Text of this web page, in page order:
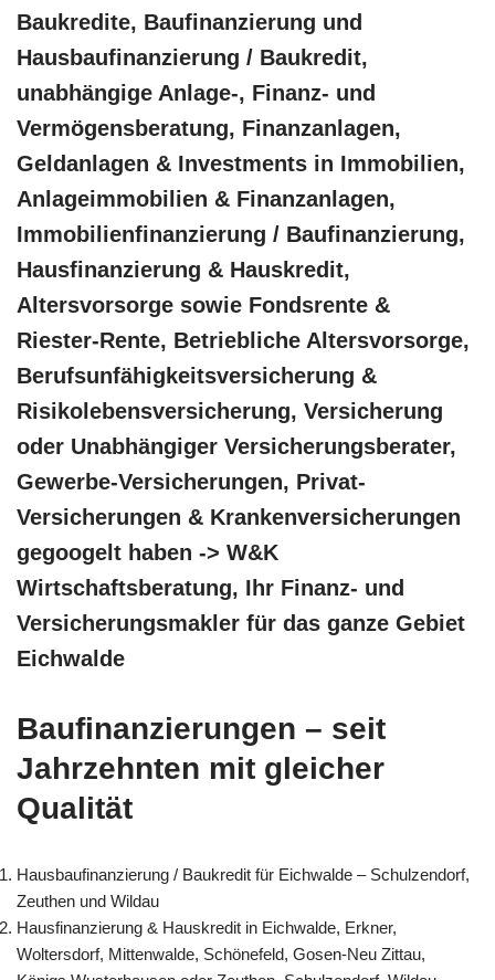
Baukredite, Baufinanzierung und
Hausbaufinanzierung / Baukredit,
unabhängige Anlage-, Finanz- und
Vermögensberatung, Finanzanlagen,
Geldanlagen & Investments in Immobilien,
Anlageimmobilien & Finanzanlagen,
Immobilienfinanzierung / Baufinanzierung,
Hausfinanzierung & Hauskredit,
Altersvorsorge sowie Fondsrente &
Riester-Rente, Betriebliche Altersvorsorge,
Berufsunfähigkeitsversicherung &
Risikolebensversicherung, Versicherung
oder Unabhängiger Versicherungsberater,
Gewerbe-Versicherungen, Privat-
Versicherungen & Krankenversicherungen
gegoogelt haben -> W&K
Wirtschaftsberatung, Ihr Finanz- und
Versicherungsmakler für das ganze Gebiet
Eichwalde
Baufinanzierungen – seit
Jahrzehnten mit gleicher
Qualität
Hausbaufinanzierung / Baukredit für Eichwalde – Schulzendorf,
Zeuthen und Wildau
Hausfinanzierung & Hauskredit in Eichwalde, Erkner,
Woltersdorf, Mittenwalde, Schönefeld, Gosen-Neu Zittau,